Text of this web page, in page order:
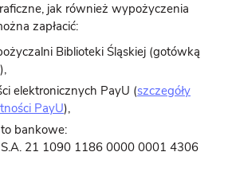
jak również wypożyczenia
zapłacić:
Biblioteki Śląskiej (gotówką
elektronicznych PayU (szczegóły
PayU),
bankowe:
S.A. 21 1090 1186 0000 0001 4306